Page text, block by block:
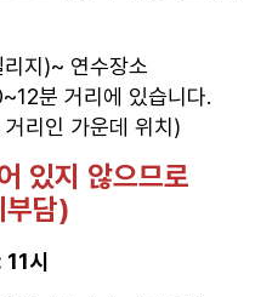
지)~ 연수장소
분 거리에 있습니다.
리인 가운데 위치)
있지 않으므로
부담)
시